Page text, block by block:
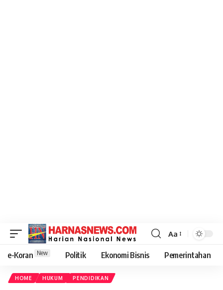
Aa
e-Koran New Politik Ekonomi Bisnis Pemerintahan
HOME HUKUM PENDIDIKAN